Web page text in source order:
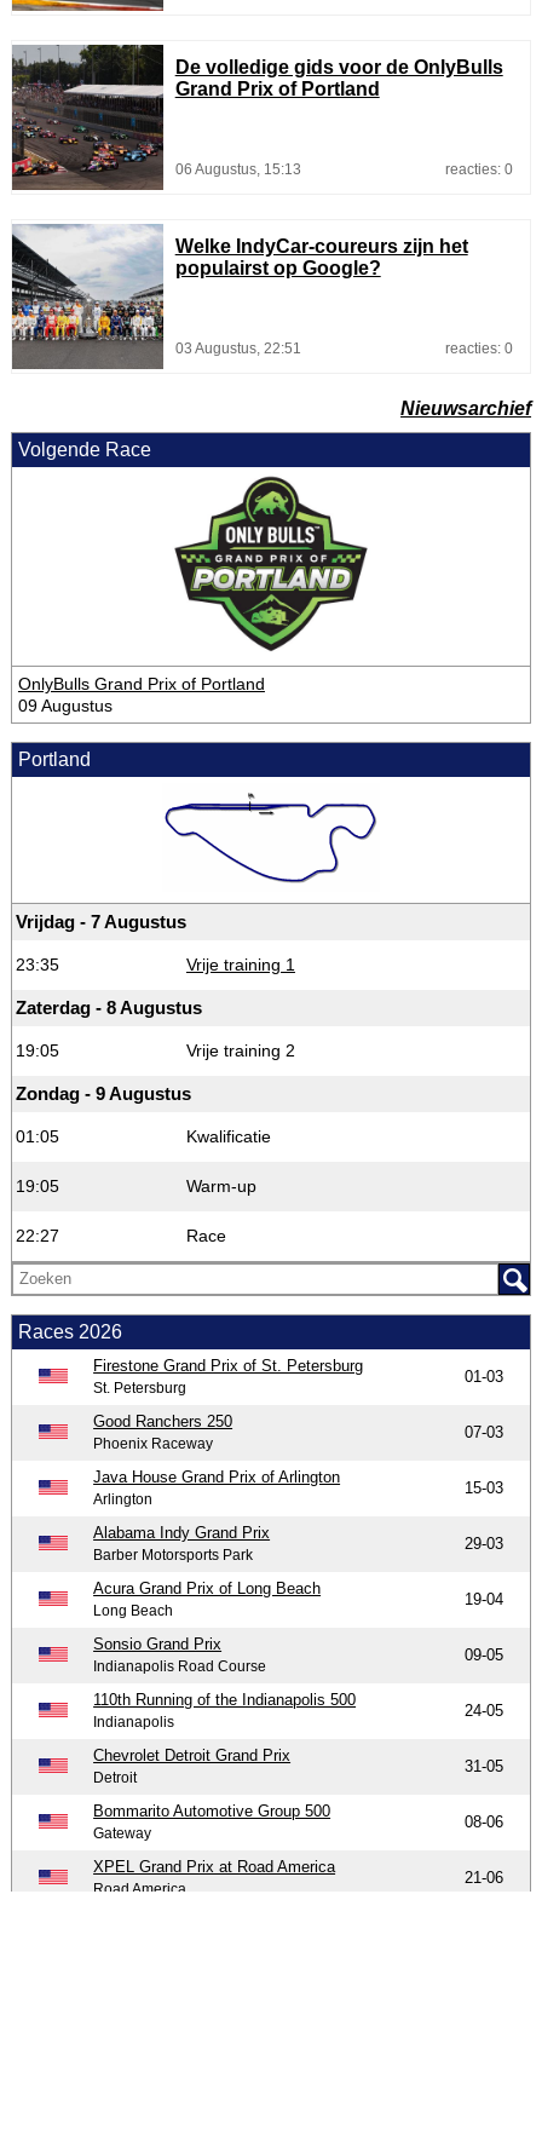
De volledige gids voor de OnlyBulls
Grand Prix of Portland
06 Augustus, 15:13 reacties: 0
Welke IndyCar-coureurs zijn het
populairst op Google?
03 Augustus, 22:51 reacties: 0
Nieuwsarchief
Volgende Race
OnlyBulls Grand Prix of Portland
09 Augustus
Portland
Vrijdag - 7 Augustus
23:35 Vrije training 1
Zaterdag - 8 Augustus
19:05 Vrije training 2
Zondag - 9 Augustus
01:05 Kwalificatie
19:05 Warm-up
22:27 Race
Races 2026
Firestone Grand Prix of St. Petersburg
St. Petersburg
01-03
Good Ranchers 250
Phoenix Raceway
07-03
Java House Grand Prix of Arlington
Arlington
15-03
Alabama Indy Grand Prix
Barber Motorsports Park
29-03
Acura Grand Prix of Long Beach
Long Beach
19-04
Sonsio Grand Prix
Indianapolis Road Course
09-05
110th Running of the Indianapolis 500
Indianapolis
24-05
Chevrolet Detroit Grand Prix
Detroit
31-05
Bommarito Automotive Group 500
Gateway
08-06
XPEL Grand Prix at Road America
Road America
21-06